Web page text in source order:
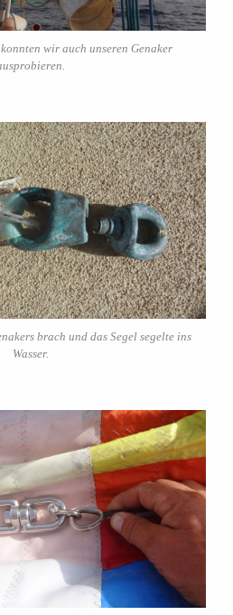
wir auch unseren Genaker
brach und das Segel segelte ins
Wasser.